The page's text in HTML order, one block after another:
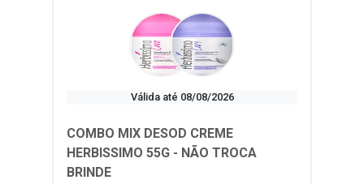
Válida até 08/08/2026
COMBO MIX DESOD CREME
HERBISSIMO 55G - NÃO TROCA
BRINDE